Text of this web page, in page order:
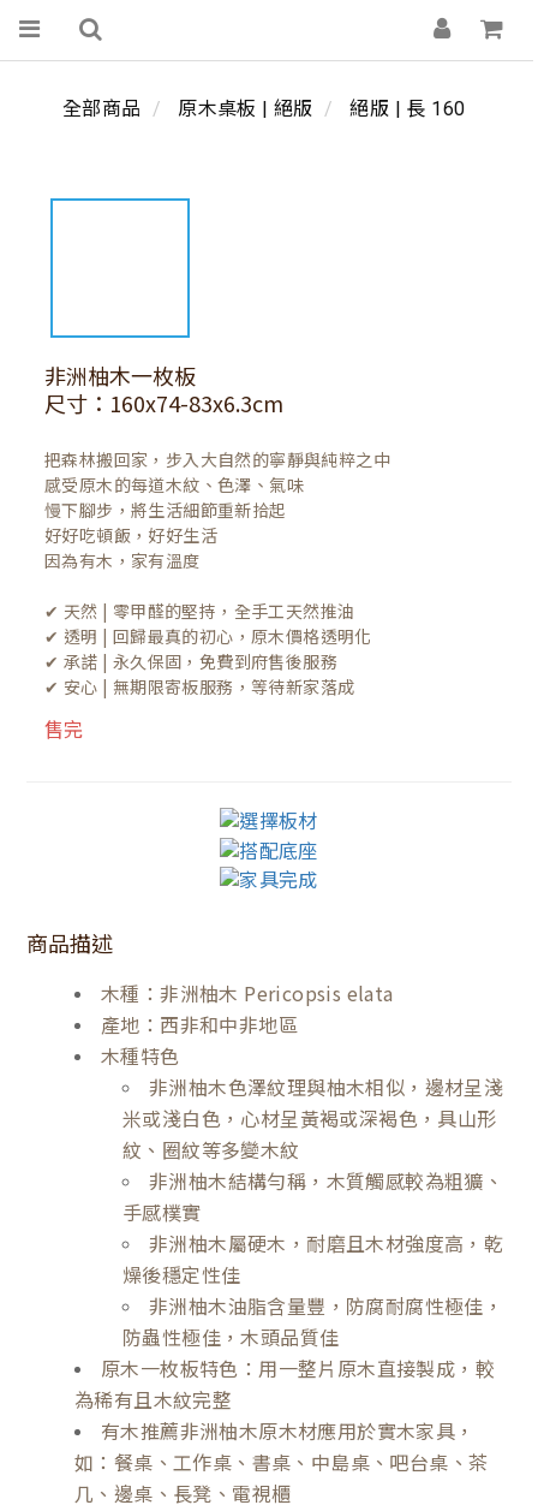
全部商品 原木桌板 | 絕版 絕版 | 長 160
非洲柚木一枚板
尺寸：160x74-83x6.3cm
把森林搬回家，步入大自然的寧靜與純粹之中
感受原木的每道木紋、色澤、氣味
慢下腳步，將生活細節重新拾起
好好吃頓飯，好好生活
因為有木，家有溫度
✔ 天然 | 零甲醛的堅持，全手工天然推油
✔ 透明 | 回歸最真的初心，原木價格透明化
✔ 承諾 | 永久保固，免費到府售後服務
✔ 安心 | 無期限寄板服務，等待新家落成
售完
商品描述
木種：非洲柚木 Pericopsis elata
產地：西非和中非地區
木種特色
非洲柚木色澤紋理與柚木相似，邊材呈淺
米或淺白色，心材呈黃褐或深褐色，具山形
紋、圈紋等多變木紋
非洲柚木結構勻稱，木質觸感較為粗獷、
手感樸實
非洲柚木屬硬木，耐磨且木材強度高，乾
燥後穩定性佳
非洲柚木油脂含量豐，防腐耐腐性極佳，
防蟲性極佳，木頭品質佳
原木一枚板特色：用一整片原木直接製成，較
為稀有且木紋完整
有木推薦非洲柚木原木材應用於實木家具，
如：餐桌、工作桌、書桌、中島桌、吧台桌、茶
几、邊桌、長凳、電視櫃